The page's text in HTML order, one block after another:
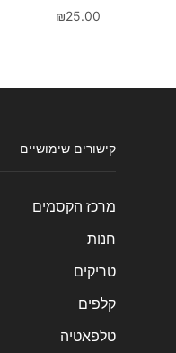
₪25.00
קישורים שימושיים
מרכז הקסמים
חנות
טריקים
קלפים
טלפאטיה